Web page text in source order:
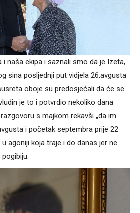
i naša ekipa i saznali smo da je Izeta,
sina posljednji put vidjela 26.avgusta
oboje su predosjećali da će se
je to i potvrdio nekoliko dana
s majkom rekavši „da im
i početak septembra prije 22
agoniji koja traje i do danas jer ne